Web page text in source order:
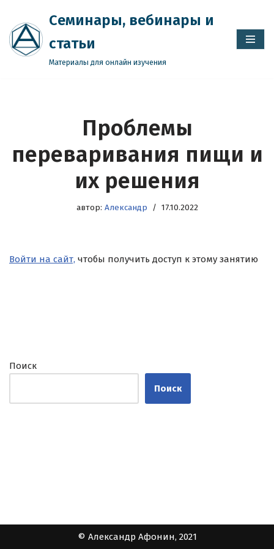
Перейти
к
содержимому
Семинары, вебинары и
статьи
Материалы для онлайн изучения
Проблемы
переваривания пищи и
их решения
автор: Александр 17.10.2022
Войти на сайт, чтобы получить доступ к этому занятию
Поиск
Поиск
© Александр Афонин, 2021